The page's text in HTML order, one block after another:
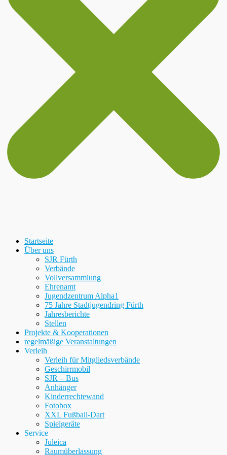
Startseite
Über uns
SJR Fürth
Verbände
Vollversammlung
Ehrenamt
Jugendzentrum Alpha1
75 Jahre Stadtjugendring Fürth
Jahresberichte
Stellen
Projekte & Kooperationen
regelmäßige Veranstaltungen
Verleih
Verleih für Mitgliedsverbände
Geschirrmobil
SJR – Bus
Anhänger
Kinderrechtewand
Fotobox
XXL Fußball-Dart
Spielgeräte
Service
Juleica
Raumüberlassung